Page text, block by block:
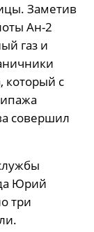
Заметив
Ан-2
газ и
который с
совершил
Юрий
три